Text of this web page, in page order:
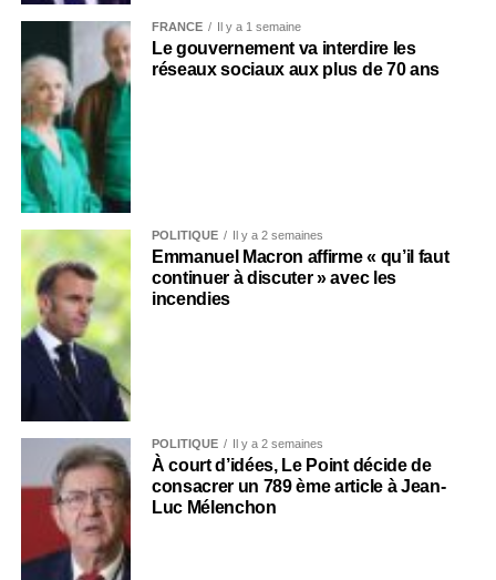
FRANCE Il y a 1 semaine
Le gouvernement va interdire les
réseaux sociaux aux plus de 70 ans
POLITIQUE Il y a 2 semaines
Emmanuel Macron affirme « qu’il faut
continuer à discuter » avec les
incendies
POLITIQUE Il y a 2 semaines
À court d’idées, Le Point décide de
consacrer un 789 ème article à Jean-
Luc Mélenchon